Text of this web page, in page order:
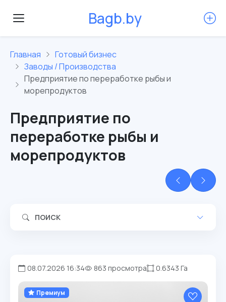
Bagb.by
Главная
Готовый бизнес
Заводы / Производства
Предприятие по переработке рыбы и
морепродуктов
Предприятие по
переработке рыбы и
морепродуктов
ПОИСК
08.07.2026 16:34 863 просмотра 0.6343 Га
Премиум